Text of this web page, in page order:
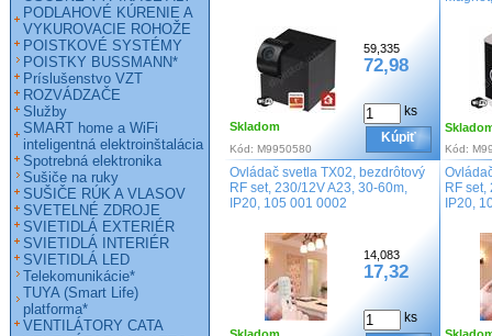
59,335
72,98
ks
Kúpiť
Skladom
Kód: M9950580 Kód:
Ovládač svetla TX02, bezdrôtový
RF set, 230/12V A23, 30-60m,
IP20, 105 001 0002
14,083
17,32
ks
RF set,
IP20,
PODLAHOVÉ KÚRENIE A
VYKUROVACIE ROHOŽE
POISTKOVÉ SYSTÉMY
POISTKY BUSSMANN*
Príslušenstvo VZT
ROZVÁDZAČE
Služby
SMART home a WiFi
inteligentná elektroinštalácia
Spotrebná elektronika
Sušiče na ruky
SUŠIČE RÚK A VLASOV
SVETELNÉ ZDROJE
SVIETIDLÁ EXTERIÉR
SVIETIDLÁ INTERIÉR
SVIETIDLÁ LED
Telekomunikácie*
TUYA (Smart Life)
platforma*
VENTILÁTORY CATA